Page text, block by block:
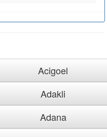
Acigoel
Adakli
Adana